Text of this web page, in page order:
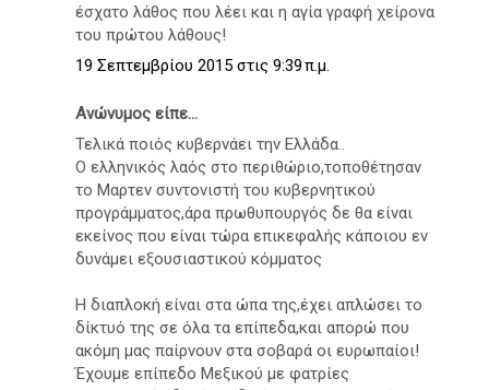
έσχατο λάθος που λέει και η αγία γραφή χείρονα
του πρώτου λάθους!
19 Σεπτεμβρίου 2015 στις 9:39 π.μ.
Ανώνυμος είπε...
Τελικά ποιός κυβερνάει την Ελλάδα..
Ο ελληνικός λαός στο περιθώριο,τοποθέτησαν
το Μαρτεν συντονιστή του κυβερνητικού
προγράμματος,άρα πρωθυπουργός δε θα είναι
εκείνος που είναι τώρα επικεφαλής κάποιου εν
δυνάμει εξουσιαστικού κόμματος
Η διαπλοκή είναι στα ώπα της,έχει απλώσει το
δίκτυό της σε όλα τα επίπεδα,και απορώ που
ακόμη μας παίρνουν στα σοβαρά οι ευρωπαίοι!
Έχουμε επίπεδο Μεξικού με φατρίες